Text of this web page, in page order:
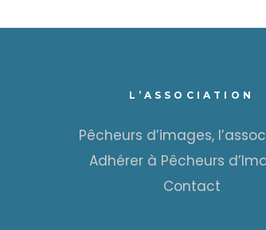
L’ASSOCIATION
Pêcheurs d’images,
Adhérer à Pêcheurs
Contact